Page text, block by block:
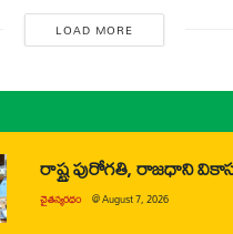
LOAD MORE
రాష్ట్ర పురోగతి, రాజధాని
చైతన్యరధం @August 7, 2026